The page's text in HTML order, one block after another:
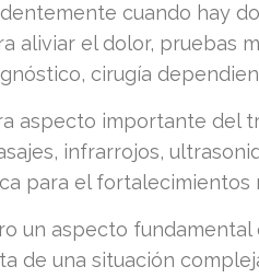
cuando hay
aliviar el dolor, pruebas
cirugía
aspecto importante del
infrarrojos,
para el fortalecimientos
un aspecto
de una situación